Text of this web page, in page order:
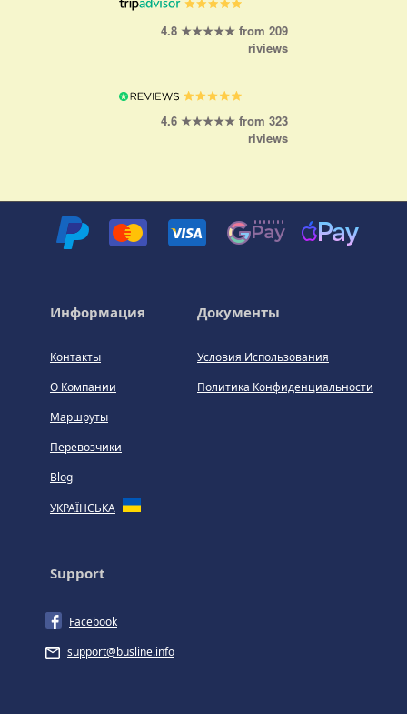
4.8 ★★★★★ from 209
riviews
4.6 ★★★★★ from 323
riviews
Информация
Контакты
О Компании
Маршруты
Перевозчики
Blog
УКРАЇНСЬКА
Документы
Условия Использования
Политика Конфиденциальности
Support
Facebook
support@busline.info